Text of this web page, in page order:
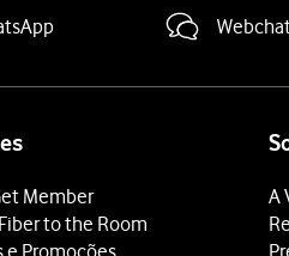
deslize o dedo de baixo para cima
Member
to the Room
e Promoções
A